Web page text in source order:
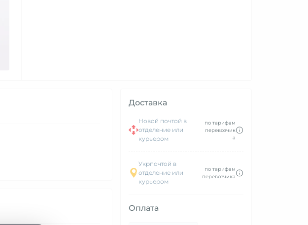
Доставка
Новой почтой в
отделение или
курьером
по тарифам
перевозчик
а
Укрпочтой в
отделение или
курьером
по тарифам
перевозчика
Оплата